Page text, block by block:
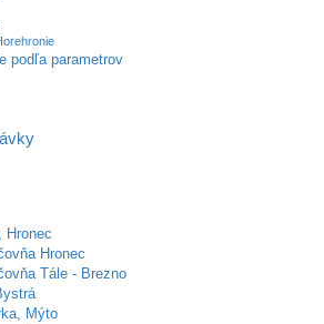
podľa parametrov
Hronec
Hronec
Tále - Brezno
Mýto